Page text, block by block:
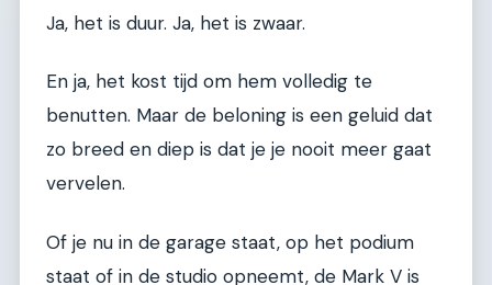
Ja, het is duur. Ja, het is zwaar.
En ja, het kost tijd om hem volledig te
benutten. Maar de beloning is een geluid dat
zo breed en diep is dat je je nooit meer gaat
vervelen.
Of je nu in de garage staat, op het podium
staat of in de studio opneemt, de Mark V is